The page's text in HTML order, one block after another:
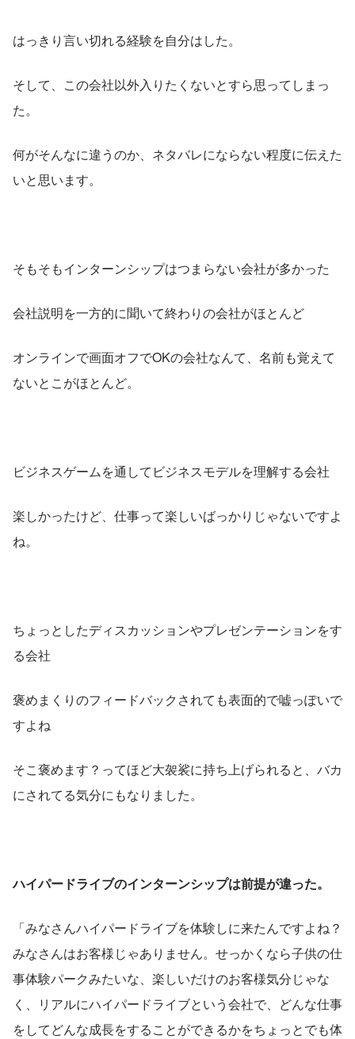
はっきり言い切れる経験を自分はした。
そして、この会社以外入りたくないとすら思ってしまっ
た。
何がそんなに違うのか、ネタバレにならない程度に伝えた
いと思います。
そもそもインターンシップはつまらない会社が多かった
会社説明を一方的に聞いて終わりの会社がほとんど
オンラインで画面オフでOKの会社なんて、名前も覚えて
ないとこがほとんど。
ビジネスゲームを通してビジネスモデルを理解する会社
楽しかったけど、仕事って楽しいばっかりじゃないですよ
ね。
ちょっとしたディスカッションやプレゼンテーションをす
る会社
褒めまくりのフィードバックされても表面的で嘘っぽいで
すよね
そこ褒めます？ってほど大袈裟に持ち上げられると、バカ
にされてる気分にもなりました。
ハイパードライブのインターンシップは前提が違った。
「みなさんハイパードライブを体験しに来たんですよね？
みなさんはお客様じゃありません。せっかくなら子供の仕
事体験パークみたいな、楽しいだけのお客様気分じゃな
く、リアルにハイパードライブという会社で、どんな仕事
をしてどんな成長をすることができるかをちょっとでも体